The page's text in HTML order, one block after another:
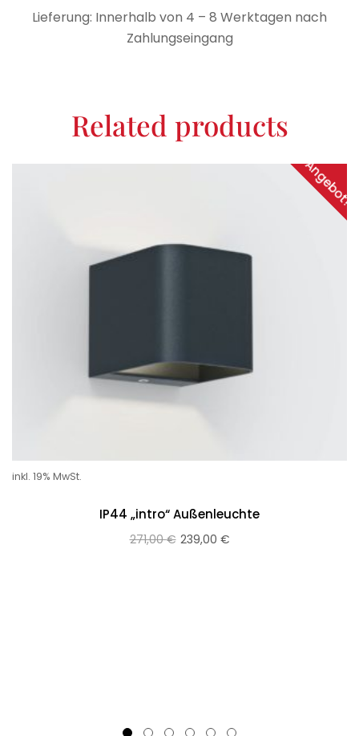
Lieferung: Innerhalb von 4 – 8 Werktagen nach
Zahlungseingang
Related products
Angebot!
inkl. 19% MwSt.
IP44 „intro“ Außenleuchte
271,00€ 239,00 €